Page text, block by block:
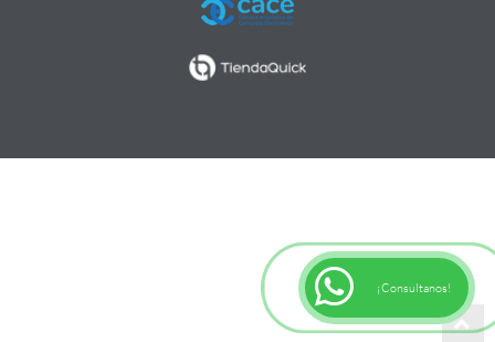
¡Consultanos!